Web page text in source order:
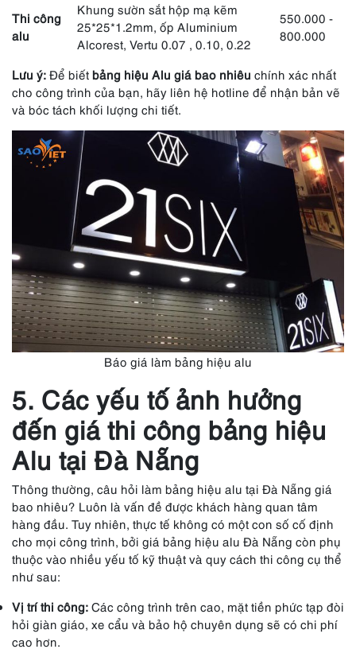
Thi công
alu
Khung sườn sắt hộp mạ kẽm
25*25*1.2mm, ốp Aluminium
Alcorest, Vertu 0.07 , 0.10, 0.22
550.000 -
800.000
Lưu ý: Để biết bảng hiệu Alu giá bao nhiêu chính xác nhất
cho công trình của bạn, hãy liên hệ hotline để nhận bản vẽ
và bóc tách khối lượng chi tiết.
Báo giá làm bảng hiệu alu
5. Các yếu tố ảnh hưởng
đến giá thi công bảng hiệu
Alu tại Đà Nẵng
Thông thường, câu hỏi làm bảng hiệu alu tại Đà Nẵng giá
bao nhiêu? Luôn là vấn đề được khách hàng quan tâm
hàng đầu. Tuy nhiên, thực tế không có một con số cố định
cho mọi công trình, bởi giá bảng hiệu alu Đà Nẵng còn phụ
thuộc vào nhiều yếu tố kỹ thuật và quy cách thi công cụ thể
như sau:
Vị trí thi công: Các công trình trên cao, mặt tiền phức tạp đòi
hỏi giàn giáo, xe cẩu và bảo hộ chuyên dụng sẽ có chi phí
cao hơn.